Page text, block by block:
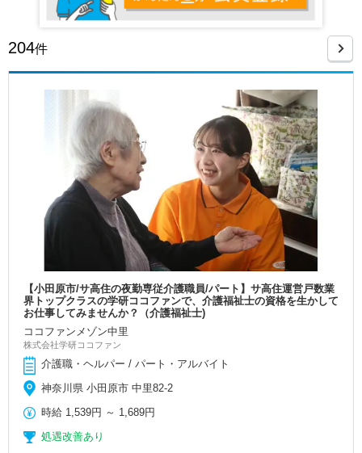
204件
【小田原市/サ高住の夜勤専従介護職員/パート】サ高住運営戸数業
界トップクラスの学研ココファンで、介護福祉士の資格を生かして
お仕事してみませんか？（介護福祉士)
ココファンメゾン中里
株式会社学研ココファン
介護職・ヘルパー / パート・アルバイト
神奈川県 小田原市 中里82-2
時給 1,539円 ～ 1,689円
処遇改善あり